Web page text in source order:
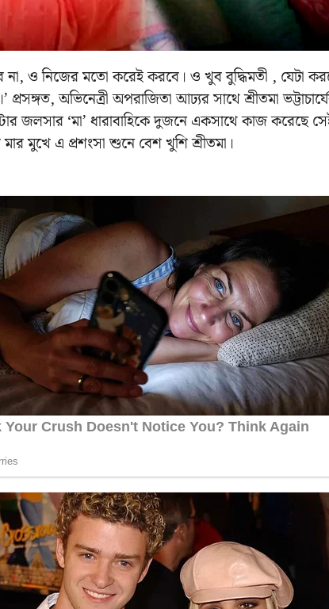
ও নিজের মতো করেই করবে। ও খুব বুদ্ধিমতী , যেটা
অভিনেত্রী অপরাজিতা আঢ্যর সাথে শ্রীতমা
জলসার ‘মা’ ধারাবাহিকে দুজনে একসাথে কাজ করেছে
মুখে এ প্রশংসা শুনে বেশ খুশি শ্রীতমা।